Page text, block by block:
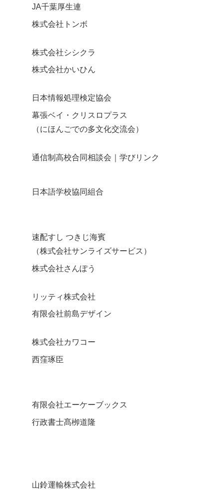
JA千葉厚生連
株式会社トンボ
株式会社シシクラ
株式会社かいひん
日本情報処理検定協会
幕張ベイ・クリスロプラス
（にほんごでの多文化交流会）
通信制高校合同相談会｜学びリンク
日本語学校協同組合
速配すし つきじ海賓
（株式会社サンライズサービス）
株式会社さんぽう
リッティ株式会社
有限会社前島デザイン
株式会社カワコー
西窪琢臣
有限会社エーケーブックス
行政書士髙栁道隆
山鈴運輸株式会社